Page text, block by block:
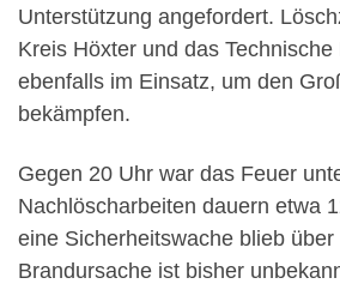
Unterstützung angefordert.
Kreis Höxter und das
ebenfalls im Einsatz, um den
bekämpfen.
Gegen 20 Uhr war das Feuer
Nachlöscharbeiten dauern etwa
eine Sicherheitswache blieb
Brandursache ist bisher